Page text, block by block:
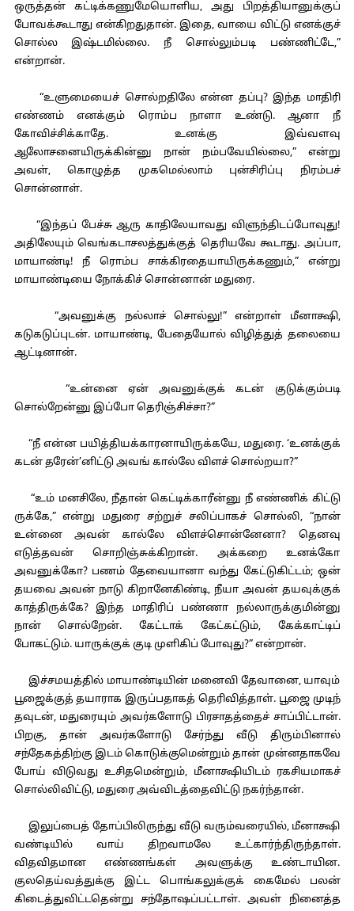
ஒருத்தன் கட்டிக்கணுமேயொளிய, அது பிறத்தியானுக்குப்
போவக்கூடாது என்கிறதுதான். இதை, வாயை விட்டு எனக்குச்
சொல்ல இஷ்டமில்லை. நீ சொல்லும்படி பண்ணிட்டே,”
என்றான்.
“உளுமையைச் சொல்றதிலே என்ன தப்பு? இந்த மாதிரி
எண்ணம் எனக்கும் ரொம்ப நாளா உண்டு. ஆனா நீ
கோவிச்சிக்காதே. உனக்கு இவ்வளவு
ஆலோசனையிருக்கின்னு நான் நம்பவேயில்லை,” என்று
அவள், கொழுத்த முகமெல்லாம் புன்சிரிப்பு நிரம்பச்
சொன்னாள்.
“இந்தப் பேச்சு ஆரு காதிலேயாவது விளுந்திடப்போவுது!
அதிலேயும் வெங்கடாசலத்துக்குத் தெரியவே கூடாது. அப்பா,
மாயாண்டி! நீ ரொம்ப சாக்கிரதையாயிருக்கணும்,” என்று
மாயாண்டியை நோக்கிச் சொன்னான் மதுரை.
“அவனுக்கு நல்லாச் சொல்லு!” என்றாள் மீனாக்ஷி,
கடுகடுப்புடன். மாயாண்டி, பேதையோல் விழித்துத் தலையை
ஆட்டினான்.
“உன்னை ஏன் அவனுக்குக் கடன் குடுக்கும்படி
சொல்றேன்னு இப்போ தெரிஞ்சிச்சா?”
“நீ என்ன பயித்தியக்காரனாயிருக்கயே, மதுரை. ‘உனக்குக்
கடன் தரேன்’னிட்டு அவங் கால்லே விளச் சொல்றயா?”
“உம் மனசிலே, நீதான் கெட்டிக்காரீன்னு நீ எண்ணிக் கிட்டு
ருக்கே,” என்று மதுரை சற்றுச் சலிப்பாகச் சொல்லி, “நான்
உன்னை அவன் கால்லே விளச்சொன்னேனா? தெனவு
எடுத்தவன் சொறிஞ்சுக்கிறான். அக்கறை உனக்கோ
அவனுக்கோ? பணம் தேவையானா வந்து கேட்டுகிட்டம்; ஒன்
தயவை அவன் நாடு கிறானேகிண்டி, நீயா அவன் தயவுக்குக்
காத்திருக்கே? இந்த மாதிரிப் பண்ணா நல்லாருக்குமின்னு
நான் சொல்றேன். கேட்டாக் கேட்கட்டும், கேக்காட்டிப்
போகட்டும். யாருக்குக் குடி முளிகிப் போவுது?” என்றான்.
இச்சமயத்தில் மாயாண்டியின் மனைவி தேவானை, யாவும்
பூஜைக்குத் தயாராக இருப்பதாகத் தெரிவித்தாள். பூஜை முடிந்
தவுடன், மதுரையும் அவர்களோடு பிரசாதத்தைச் சாப்பிட்டான்.
பிறகு, தான் அவர்களோடு சேர்ந்து வீடு திரும்பினால்
சந்தேகத்திற்கு இடம் கொடுக்குமென்றும் தான் முன்னதாகவே
போய் விடுவது உசிதமென்றும், மீனாக்ஷியிடம் ரகசியமாகச்
சொல்லிவிட்டு, மதுரை அவ்விடத்தைவிட்டு நகர்ந்தான்.
இலுப்பைத் தோப்பிலிருந்து வீடு வரும்வரையில், மீனாக்ஷி
வண்டியில் வாய் திறவாமலே உட்கார்ந்திருந்தாள்.
விதவிதமான எண்ணங்கள் அவளுக்கு உண்டாயின.
குலதெய்வத்துக்கு இட்ட பொங்கலுக்குக் கைமேல் பலன்
கிடைத்துவிட்டதென்று சந்தோஷப்பட்டாள். அவள் நினைத்த